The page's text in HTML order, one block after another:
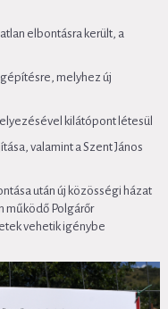
elbontásra került, a
melyhez új
kilátópont létesül
valamint a Szent János
után új közösségi házat
működő Polgárőr
vehetik igénybe